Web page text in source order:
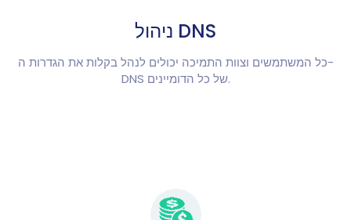
ניהול DNS
כל המשתמשים וצוות התמיכה יכולים לנהל בקלות את הגדרות ה-
DNS של כל הדומיינים.